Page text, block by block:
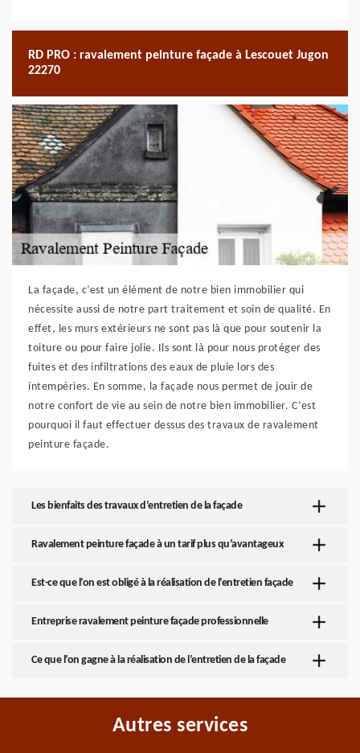
RD PRO : ravalement peinture façade à Lescouet Jugon
22270
La façade, c’est un élément de notre bien immobilier qui
nécessite aussi de notre part traitement et soin de qualité. En
effet, les murs extérieurs ne sont pas là que pour soutenir la
toiture ou pour faire jolie. Ils sont là pour nous protéger des
fuites et des infiltrations des eaux de pluie lors des
intempéries. En somme, la façade nous permet de jouir de
notre confort de vie au sein de notre bien immobilier. C’est
pourquoi il faut effectuer dessus des travaux de ravalement
peinture façade.
Les bienfaits des travaux d’entretien de la façade
Ravalement peinture façade à un tarif plus qu’avantageux
Est-ce que l’on est obligé à la réalisation de l’entretien façade
Entreprise ravalement peinture façade professionnelle
Ce que l’on gagne à la réalisation de l’entretien de la façade
Autres services